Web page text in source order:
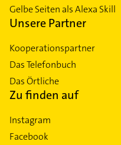
Gelbe Seiten als Alexa Skill
Unsere Partner
Kooperationspartner
Das Telefonbuch
Das Örtliche
Zu finden auf
Instagram
Facebook